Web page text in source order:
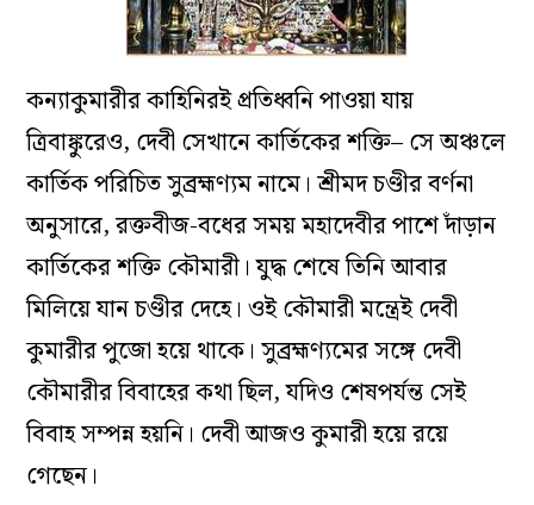
কন্যাকুমারীর কাহিনিরই প্রতিধ্বনি পাওয়া যায়
ত্রিবাঙ্কুরেও, দেবী সেখানে কার্তিকের শক্তি– সে অঞ্চলে
কার্তিক পরিচিত সুব্রহ্মণ্যম নামে। শ্রীমদ চণ্ডীর বর্ণনা
অনুসারে, রক্তবীজ-বধের সময় মহাদেবীর পাশে দাঁড়ান
কার্তিকের শক্তি কৌমারী। যুদ্ধ শেষে তিনি আবার
মিলিয়ে যান চণ্ডীর দেহে। ওই কৌমারী মন্ত্রেই দেবী
কুমারীর পুজো হয়ে থাকে। সুব্রহ্মণ্যমের সঙ্গে দেবী
কৌমারীর বিবাহের কথা ছিল, যদিও শেষপর্যন্ত সেই
বিবাহ সম্পন্ন হয়নি। দেবী আজও কুমারী হয়ে রয়ে
গেছেন।